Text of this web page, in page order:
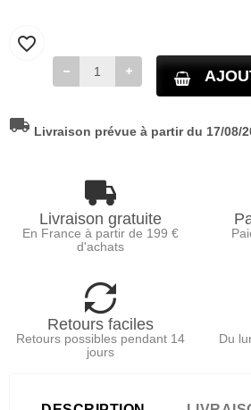
favorite_border
local_shipping Livraison prévue à partir du 17/08/
Livraison gratuite
En France à partir de 199 €
d'achats
Retours faciles
Retours possibles pendant 14
jours
Du